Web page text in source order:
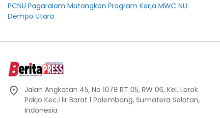
PCNU Pagaralam Matangkan Program Kerja MWC NU
Dempo Utara
Jalan Angkatan 45, No 1078 RT 05, RW 06, Kel. Lorok
Pakjo Kec.I lir Barat 1 Palembang, Sumatera Selatan,
Indonesia